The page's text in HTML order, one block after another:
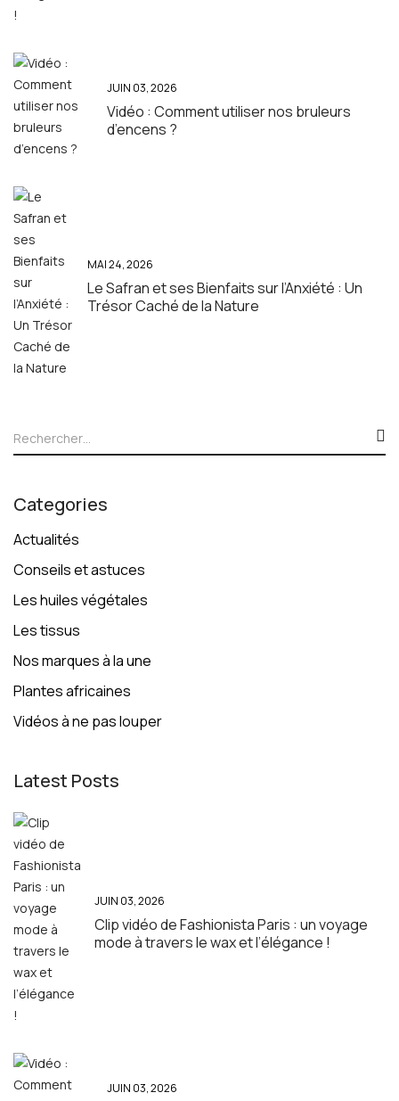
JUIN 03, 2026
Vidéo : Comment utiliser nos bruleurs
d’encens ?
MAI 24, 2026
Le Safran et ses Bienfaits sur l’Anxiété : Un
Trésor Caché de la Nature
Categories
Actualités
Conseils et astuces
Les huiles végétales
Les tissus
Nos marques à la une
Plantes africaines
Vidéos à ne pas louper
Latest Posts
JUIN 03, 2026
Clip vidéo de Fashionista Paris : un voyage
mode à travers le wax et l’élégance !
JUIN 03, 2026